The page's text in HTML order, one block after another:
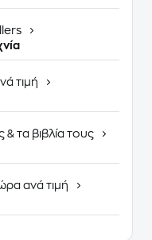
τιμή
& τα βιβλία τους
ανά τιμή